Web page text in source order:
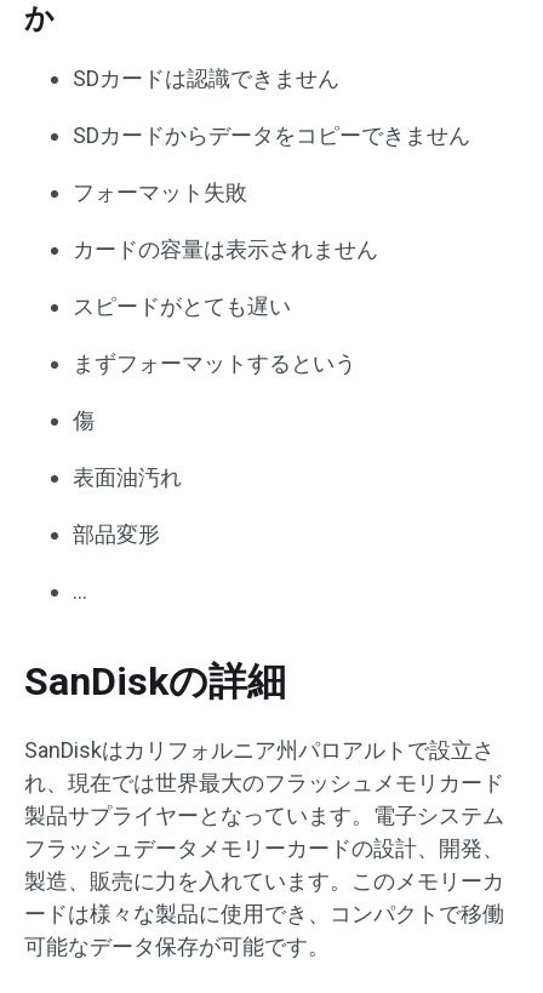
か
SDカードは認識できません
SDカードからデータをコピーできません
フォーマット失敗
カードの容量は表示されません
スピードがとても遅い
まずフォーマットするという
傷
表面油汚れ
部品変形
…
SanDiskの詳細
SanDiskはカリフォルニア州パロアルトで設立さ
れ、現在では世界最大のフラッシュメモリカード
製品サプライヤーとなっています。電子システム
フラッシュデータメモリーカードの設計、開発、
製造、販売に力を入れています。このメモリーカ
ードは様々な製品に使用でき、コンパクトで移働
可能なデータ保存が可能です。